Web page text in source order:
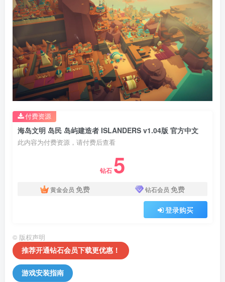
海岛文明 岛民 岛屿建造者 ISLANDERS v1.04版 官方中文
此内容为付费资源，请付费后查看
钻石 5
黄金会员 免费 钻石会员 免费
登录购买
付费资源
© 版权声明
推荐开通钻石会员下载更优惠！
游戏安装指南